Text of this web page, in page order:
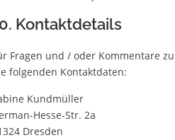
Kontaktdetails
Fragen und / oder Kommentare
folgenden Kontaktdaten:
Kundmüller
Hesse-Str. 2a
Dresden